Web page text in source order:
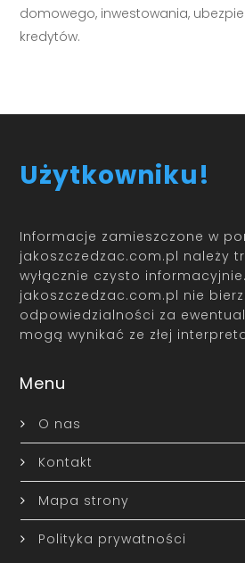
domowego, inwestowania,
kredytów.
Użytkowniku!
Informacje zamieszczone w
jakoszczedzac.com.pl należy
wyłącznie czysto
jakoszczedzac.com.pl nie
odpowiedzialności za
mogą wynikać ze złej
Menu
O nas
Kontakt
Mapa strony
Polityka prywatności